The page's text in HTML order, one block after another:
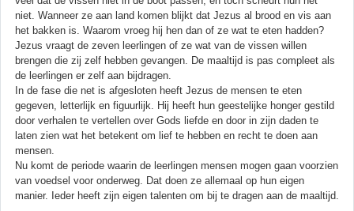
niet. Wanneer ze aan land komen blijkt dat Jezus al brood en vis aan
het bakken is. Waarom vroeg hij hen dan of ze wat te eten hadden?
Jezus vraagt de zeven leerlingen of ze wat van de vissen willen
brengen die zij zelf hebben gevangen. De maaltijd is pas compleet als
de leerlingen er zelf aan bijdragen.
In de fase die net is afgesloten heeft Jezus de mensen te eten
gegeven, letterlijk en figuurlijk. Hij heeft hun geestelijke honger gestild
door verhalen te vertellen over Gods liefde en door in zijn daden te
laten zien wat het betekent om lief te hebben en recht te doen aan
mensen.
Nu komt de periode waarin de leerlingen mensen mogen gaan voorzien
van voedsel voor onderweg. Dat doen ze allemaal op hun eigen
manier. Ieder heeft zijn eigen talenten om bij te dragen aan de maaltijd.